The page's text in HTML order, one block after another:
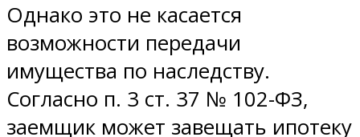
Однако это не касается
возможности передачи
имущества по наследству.
Согласно п. 3 ст. 37 № 102-ФЗ,
заемщик может завещать ипотеку